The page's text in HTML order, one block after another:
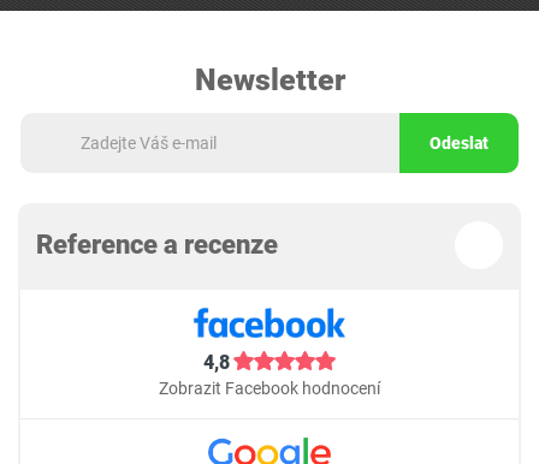
Newsletter
Odeslat
Reference a recenze
4,8
Zobrazit Facebook hodnocení